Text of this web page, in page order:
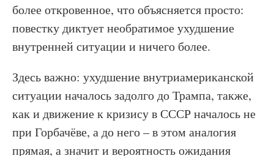
более откровенное, что объясняется просто:
повестку диктует необратимое ухудшение
внутренней ситуации и ничего более.
Здесь важно: ухудшение внутриамериканской
ситуации началось задолго до Трампа, также,
как и движение к кризису в СССР началось не
при Горбачёве, а до него – в этом аналогия
прямая, а значит и вероятность ожидания